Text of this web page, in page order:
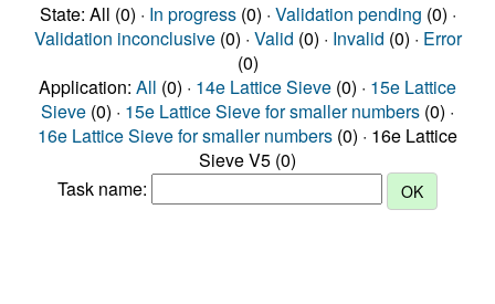
State: All (0) · In progress(0) · Validation pending (0) ·
Validation inconclusive(0) · Valid (0) · Invalid (0) · Error
(0)
Application: All (0) · 14e Lattice Sieve (0) · 15e Lattice
Sieve (0) · 15e Lattice Sieve for smaller numbers (0) ·
16e Lattice Sieve for smaller numbers (0) · 16e Lattice
Sieve V5 (0)
Task name: